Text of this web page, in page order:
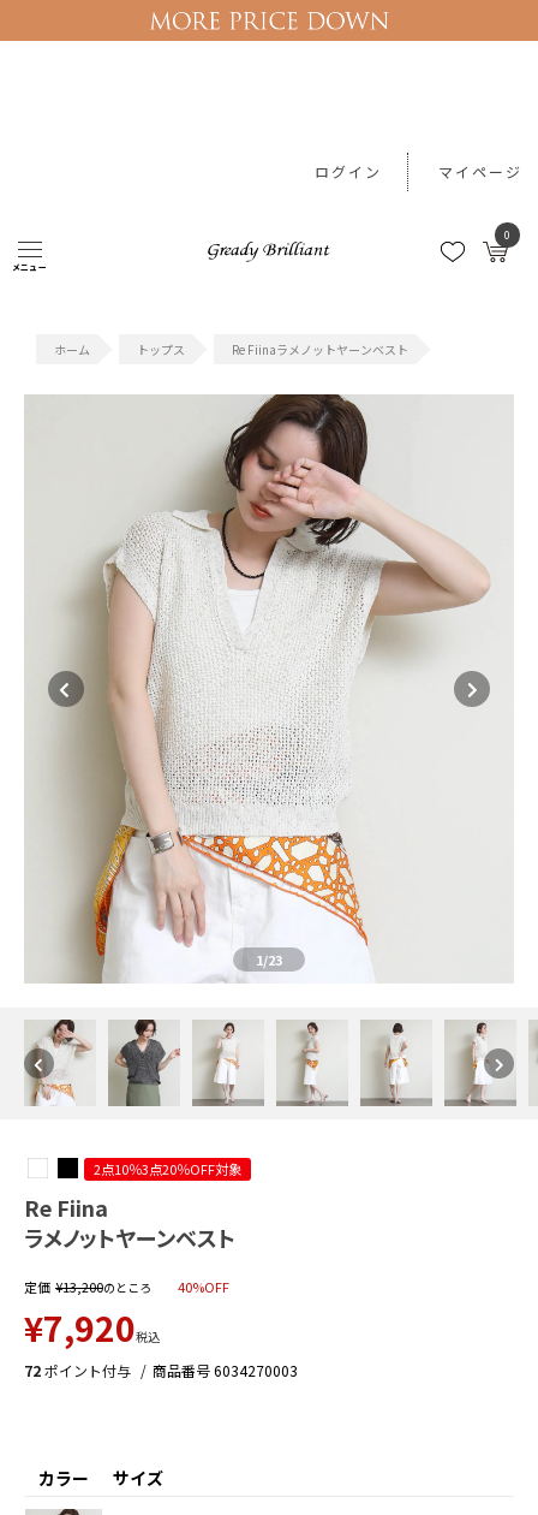
メニュー
0
ログイン マイページ
#新作アイテム
トップス Re Fiinaラメノットヤーンベスト
1/23
2点10％3点20％OFF対象
Re Fiina
ラメノットヤーンベスト
定価 ¥13,200のところ 40%OFF
¥7,920税込
72ポイント付与 商品番号6034270003
サイズ
カラー